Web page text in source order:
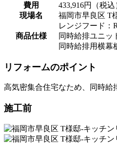
費用
433,916円（税込
現場名
福岡市早良区 T
商品仕様
レンジフード：
同時給排ユニッ
同時給排用横幕
リフォームのポイント
高気密集合住宅なため、同時給
施工前